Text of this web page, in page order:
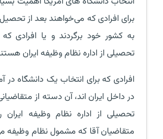
برای افرادی که می‌خواهند بعد از
به کشور خود برگردند و یا افرادی
تحصیلی از اداره نظام وظیفه ایران
افرادی که برای انتخاب یک دانشگاه در
در داخل ایران اند، آن دسته از
تحصیلی از اداره نظام وظیفه ایران
متقاضیان آقا که مشمول نظام وظیفه